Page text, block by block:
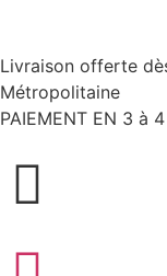
Livraison offerte
Métropolitaine
PAIEMENT EN 3 à